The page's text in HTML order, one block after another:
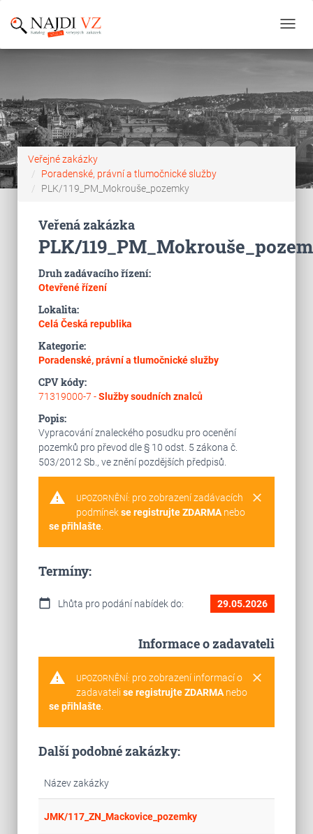
Veřejné zakázky
Poradenské, právní a tlumočnické služby
PLK/119_PM_Mokrouše_pozemky
Veřená zakázka
PLK/
Druh zadávacího řízení:
Otevřené řízení
Lokalita:
Celá Česká republika
Kategorie:
Poradenské, právní a tlumočnické služby
CPV kódy:
71319000-7 -Služby soudních znalců
Popis:
Vypracování znaleckého posudku pro ocenění
pozemků pro převod dle § 10 odst. 5 zákona č.
503/2012 Sb., ve znění pozdějších předpisů.
warning clear
UPOZORNĚNÍ: pro zobrazení zadávacích
podmínekse registrujte ZDARMAnebo
se přihlašte.
Termíny:
calendar_today Lhůta pro podání nabídek do: 29.05.2026
Informace o zadavateli
warning clear
UPOZORNĚNÍ: pro zobrazení informací o
zadavateli se registrujte ZDARMAnebo
se přihlašte.
Další podobné zakázky:
Název zakázky
JMK/117_ZN_Mackovice_pozemky